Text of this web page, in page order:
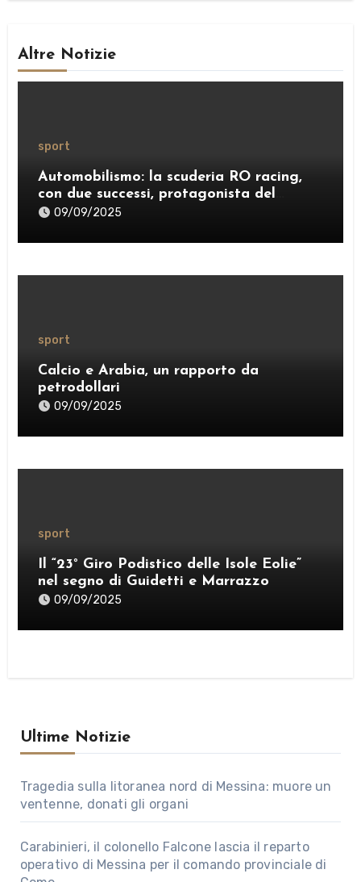
Altre Notizie
sport
Automobilismo: la scuderia RO racing,
con due successi, protagonista del
weekend
09/09/2025
sport
Calcio e Arabia, un rapporto da
petrodollari
09/09/2025
sport
Il “23° Giro Podistico delle Isole Eolie”
nel segno di Guidetti e Marrazzo
09/09/2025
Ultime Notizie
Tragedia sulla litoranea nord di Messina: muore un
ventenne, donati gli organi
Carabinieri, il colonello Falcone lascia il reparto
operativo di Messina per il comando provinciale di